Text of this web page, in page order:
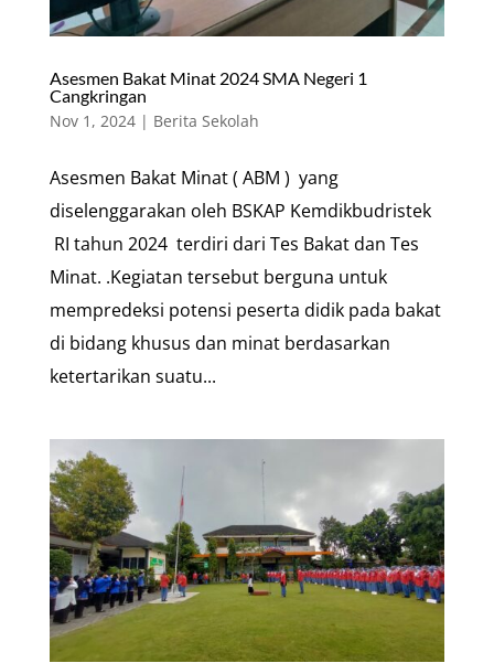
Asesmen Bakat Minat 2024 SMA Negeri 1
Cangkringan
Nov 1, 2024| Berita Sekolah
Asesmen Bakat Minat ( ABM ) yang
diselenggarakan oleh BSKAP Kemdikbudristek
RI tahun 2024 terdiri dari Tes Bakat dan Tes
Minat. .Kegiatan tersebut berguna untuk
mempredeksi potensi peserta didik pada bakat
di bidang khusus dan minat berdasarkan
ketertarikan suatu...